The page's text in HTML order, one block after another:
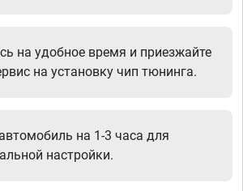
на удобное время и приезжайте
на установку чип тюнинга.
на 1-3 часа для
настройки.